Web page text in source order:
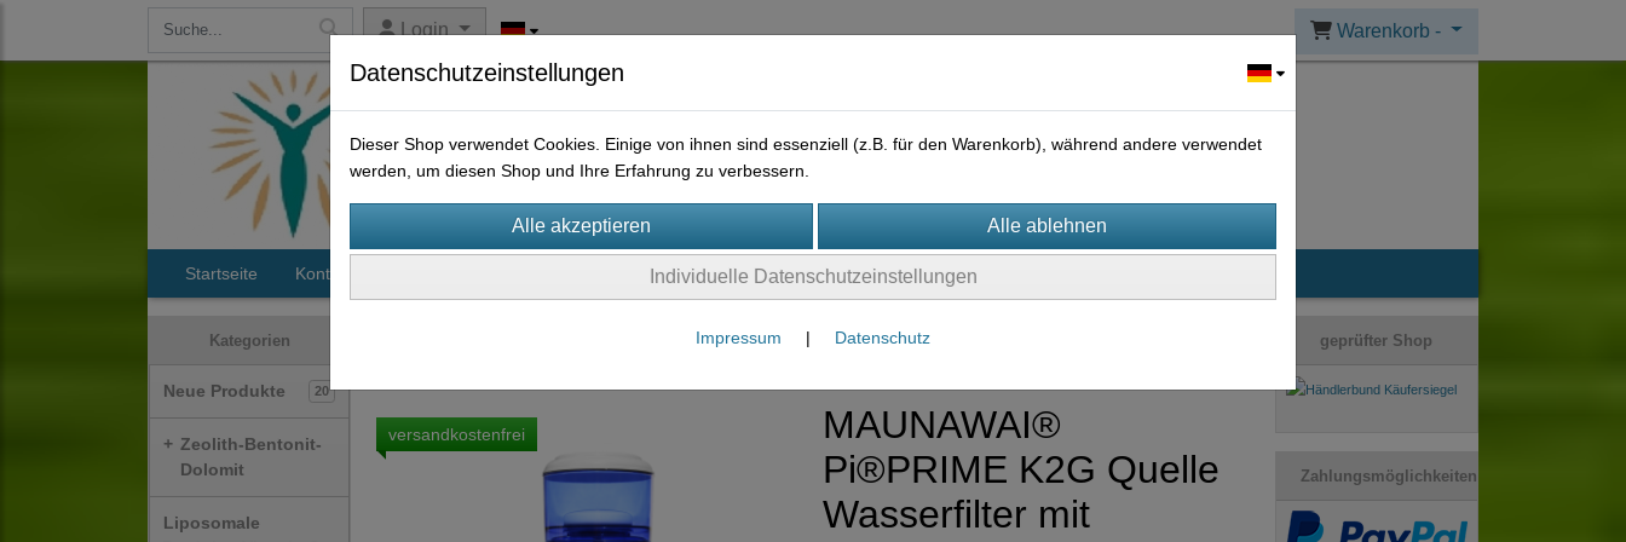
Login Warenkorb -
Startseite Kontakt
Kategorien
Neue Produkte 20
+ Zeolith-Bentonit-
Dolomit
Liposomale
versandkostenfrei
MAUNAWAI®
Pi®PRIME K2G Quelle
Wasserfilter mit
geprüfter Shop
Zahlungsmöglichkeiten
Datenschutzeinstellungen
Dieser Shop verwendet Cookies. Einige von ihnen sind essenziell (z.B. für den Warenkorb), während andere verwendet
werden, um diesen Shop und Ihre Erfahrung zu verbessern.
Individuelle Datenschutzeinstellungen
Impressum | Datenschutz